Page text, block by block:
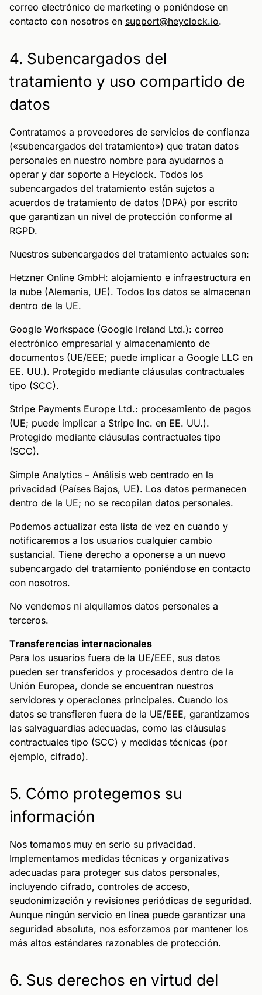
correo electrónico de marketing o poniéndose en
contacto con nosotros en support@heyclock.io.
4. Subencargados del
tratamiento y uso compartido de
datos
Contratamos a proveedores de servicios de confianza
(«subencargados del tratamiento») que tratan datos
personales en nuestro nombre para ayudarnos a
operar y dar soporte a Heyclock. Todos los
subencargados del tratamiento están sujetos a
acuerdos de tratamiento de datos (DPA) por escrito
que garantizan un nivel de protección conforme al
RGPD.
Nuestros subencargados del tratamiento actuales son:
Hetzner Online GmbH: alojamiento e infraestructura en
la nube (Alemania, UE). Todos los datos se almacenan
dentro de la UE.
Google Workspace (Google Ireland Ltd.): correo
electrónico empresarial y almacenamiento de
documentos (UE/EEE; puede implicar a Google LLC en
EE. UU.). Protegido mediante cláusulas contractuales
tipo (SCC).
Stripe Payments Europe Ltd.: procesamiento de pagos
(UE; puede implicar a Stripe Inc. en EE. UU.).
Protegido mediante cláusulas contractuales tipo
(SCC).
Simple Analytics – Análisis web centrado en la
privacidad (Países Bajos, UE). Los datos permanecen
dentro de la UE; no se recopilan datos personales.
Podemos actualizar esta lista de vez en cuando y
notificaremos a los usuarios cualquier cambio
sustancial. Tiene derecho a oponerse a un nuevo
subencargado del tratamiento poniéndose en contacto
con nosotros.
No vendemos ni alquilamos datos personales a
terceros.
Transferencias internacionales
Para los usuarios fuera de la UE/EEE, sus datos
pueden ser transferidos y procesados dentro de la
Unión Europea, donde se encuentran nuestros
servidores y operaciones principales. Cuando los
datos se transfieren fuera de la UE/EEE, garantizamos
las salvaguardias adecuadas, como las cláusulas
contractuales tipo (SCC) y medidas técnicas (por
ejemplo, cifrado).
5. Cómo protegemos su
información
Nos tomamos muy en serio su privacidad.
Implementamos medidas técnicas y organizativas
adecuadas para proteger sus datos personales,
incluyendo cifrado, controles de acceso,
seudonimización y revisiones periódicas de seguridad.
Aunque ningún servicio en línea puede garantizar una
seguridad absoluta, nos esforzamos por mantener los
más altos estándares razonables de protección.
6. Sus derechos en virtud del